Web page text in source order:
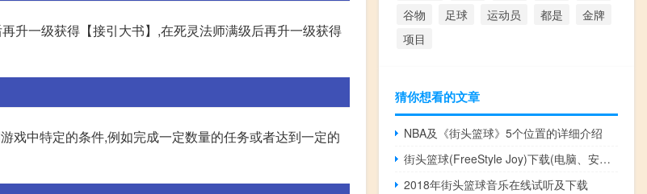
升一级获得【接引大书】,在死灵法师满级后再升一级获得
戏中特定的条件,例如完成一定数量的任务或者达到一定的
谷物
足球 运动员 都是
金牌
项目
猜你想看的文章
NBA及《街头篮球》5个位置的详细介绍
街头篮球(FreeStyle Joy)下载(电脑、安卓和IOS所有版本)
2018年街头篮球音乐在线试听及下载